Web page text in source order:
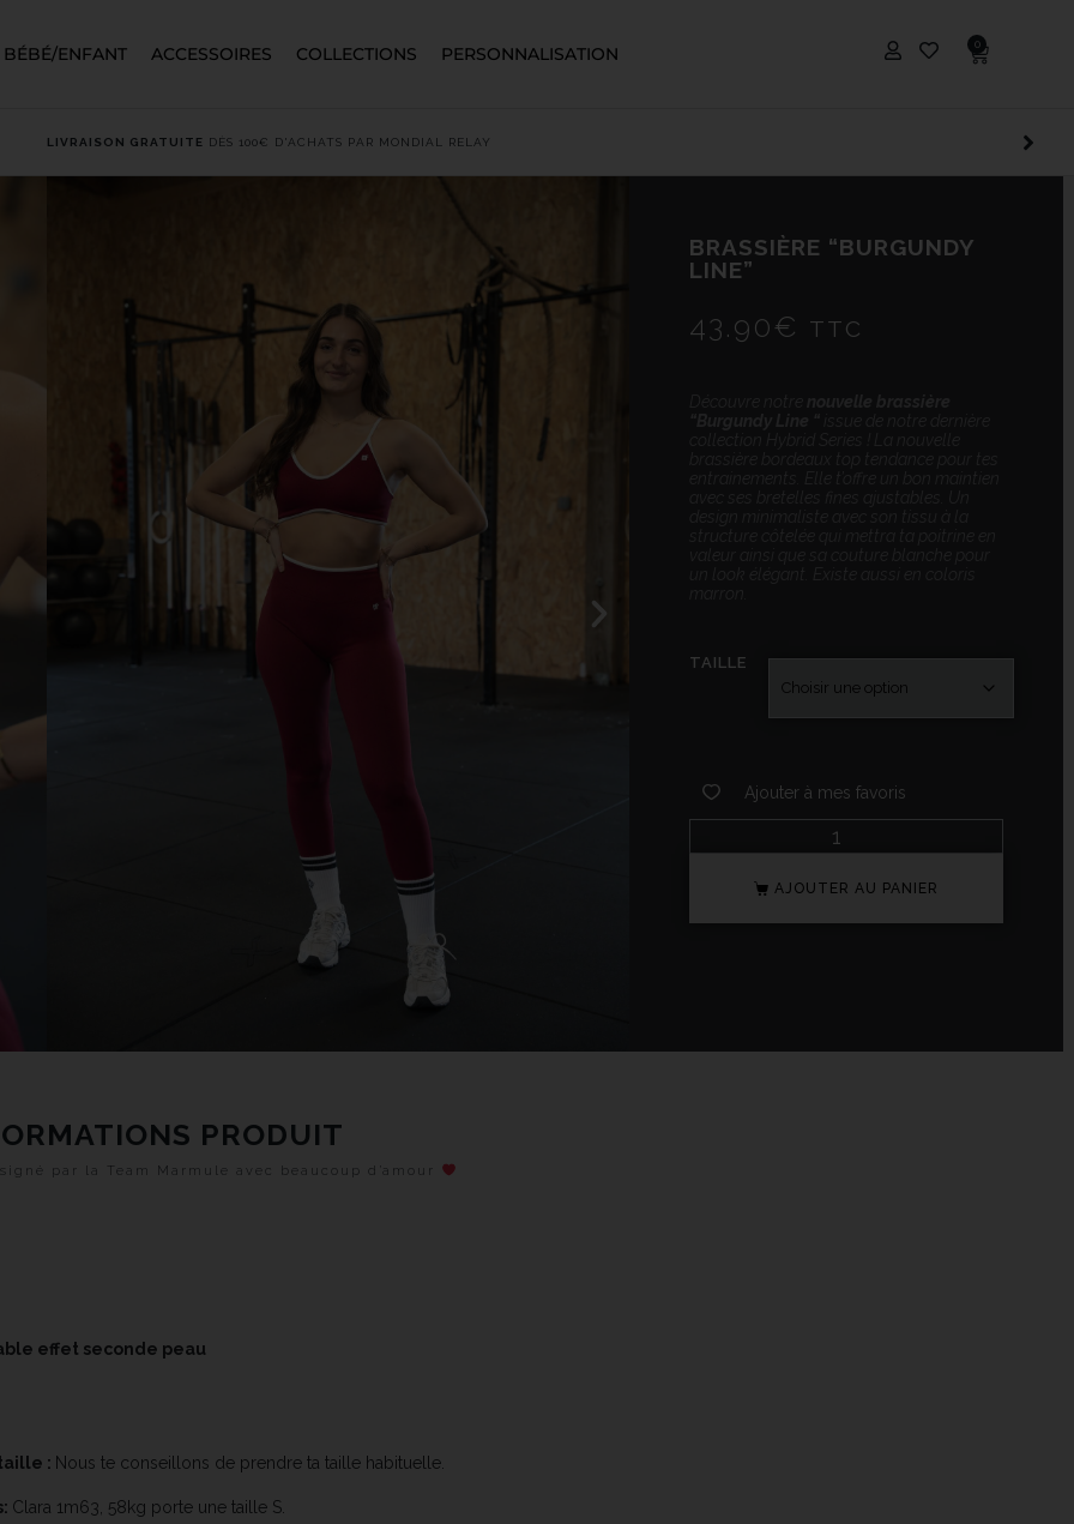
BÉBÉ/ENFANT ACCESSOIRES COLLECTIONS PERSONNALISATION 0
LIVRAISON GRATUITE DÈS 100€ D'ACHATS PAR MONDIAL RELAY
BRASSIÈRE “BURGUNDY
LINE”
43.90€ TTC
TAILLE
Ajouter à mes favoris
AJOUTER AU PANIER
PRODUIT
par la Team Marmule avec beaucoup d’amour
effet seconde peau
: Nous te conseillons de prendre ta taille habituelle.
Clara 1m63, 58kg porte une taille S.